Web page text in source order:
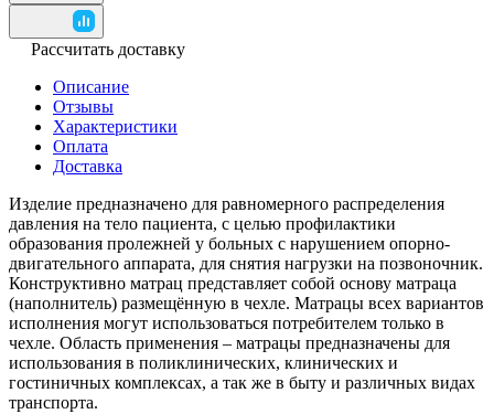
Рассчитать доставку
Описание
Отзывы
Характеристики
Оплата
Доставка
Изделие предназначено для равномерного распределения
давления на тело пациента, с целью профилактики
образования пролежней у больных с нарушением опорно-
двигательного аппарата, для снятия нагрузки на позвоночник.
Конструктивно матрац представляет собой основу матраца
(наполнитель) размещённую в чехле. Матрацы всех вариантов
исполнения могут использоваться потребителем только в
чехле. Область применения – матрацы предназначены для
использования в поликлинических, клинических и
гостиничных комплексах, а так же в быту и различных видах
транспорта.